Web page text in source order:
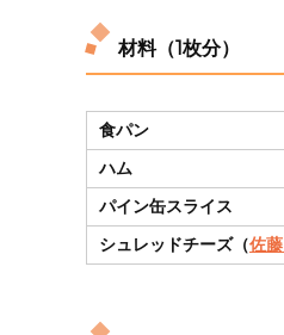
材料（1枚分）
食パン
ハム
パイン缶スライス
シュレッドチーズ（佐